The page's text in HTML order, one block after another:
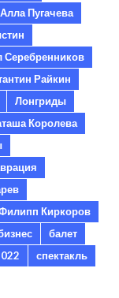
Алла Пугачева
Серебренников
Райкин
Лонгриды
Королева
Киркоров
балет
спектакль